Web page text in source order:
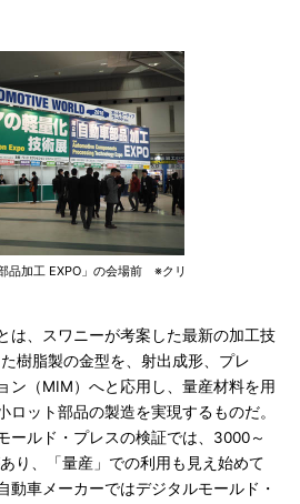
品加工 EXPO」の会場前 ※クリ
は、スワニーが考案した最新の加工技
樹脂製の金型を、射出成形、プレ
ン（MIM）へと応用し、量産材料を用
ロット部品の製造を実現するものだ。
ールド・プレスの検証では、3000～
り、「量産」での利用も見え始めて
動車メーカーではデジタルモールド・